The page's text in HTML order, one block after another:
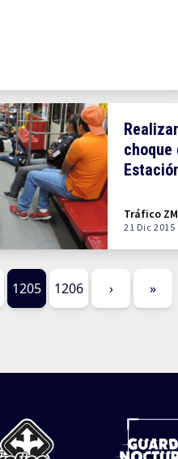
choque
Tráfico
21 Dic 2015
1205 1206 › »